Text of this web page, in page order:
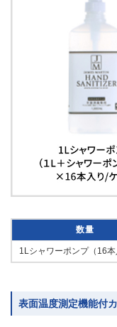
数量
1Lシャワーポンプ（16本
表面温度測定機能付